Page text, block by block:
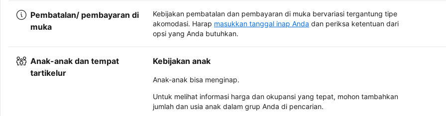
Pembatalan/ pembayaran di
muka
Kebijakan pembatalan dan pembayaran di muka bervariasi tergantung tipe
akomodasi. Harap masukkan tanggal inap Anda dan periksa ketentuan dari
opsi yang Anda butuhkan.
Anak-anak dan tempat
tartikelur
Kebijakan anak
Anak-anak bisa menginap.
Untuk melihat informasi harga dan okupansi yang tepat, mohon tambahkan
jumlah dan usia anak dalam grup Anda di pencarian.